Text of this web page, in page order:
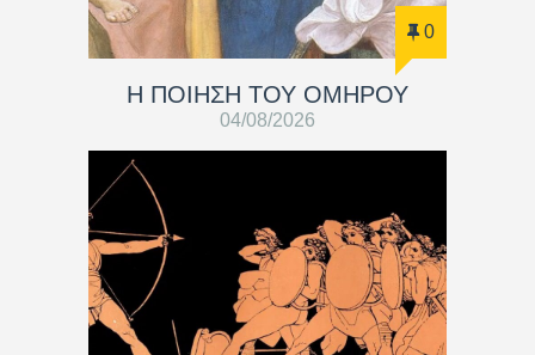
0
Η ΠΟΙΗΣΗ ΤΟΥ ΟΜΗΡΟΥ
04/08/2026